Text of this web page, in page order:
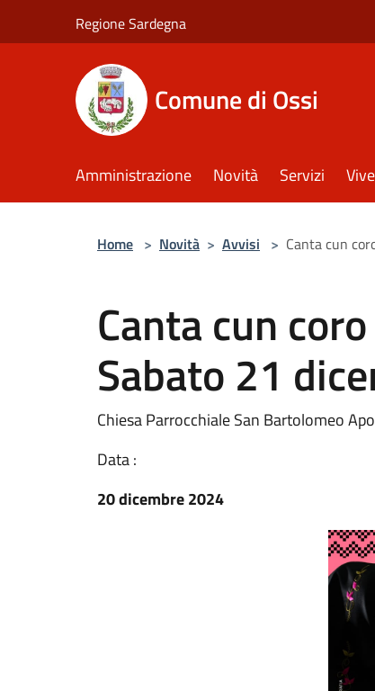
Regione Sardegna
Comune di Ossi
Amministrazione Novità Servizi
Home > Novità > Avvisi > Canta cun
Canta cun
Sabato 21
Chiesa Parrocchiale San Bartolomeo
Data :
20 dicembre 2024